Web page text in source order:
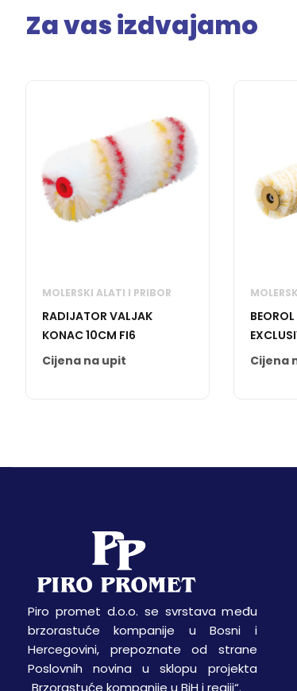
Za vas izdvajamo
MOLERSKI ALATI I PRIBOR
RADIJATOR VALJAK
KONAC 10CM FI6
Cijena na upit
Cijena
Piro promet d.o.o. se svrstava među
brzorastuće kompanije u Bosni i
Hercegovini, prepoznate od strane
Poslovnih novina u sklopu projekta